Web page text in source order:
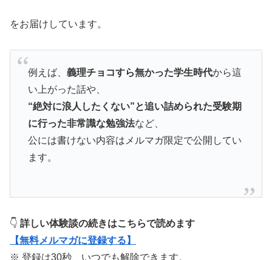
をお届けしています。
例えば、 義理チョコすら無かった学生時代から這
い上がった話や、
“絶対に浪人したくない”と追い詰められた受験期
に行った非常識な勉強法など、
公には書けない内容はメルマガ限定で公開してい
ます。
👇 詳しい体験談の続きはこちらで読めます
【無料メルマガに登録する】
※ 登録は30秒、いつでも解除できます。